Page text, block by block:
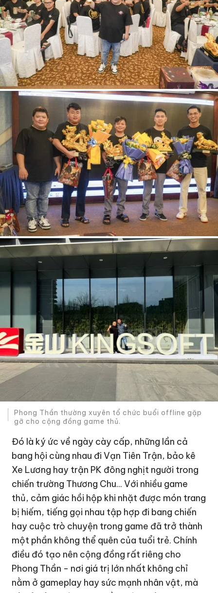
Phong Thần thường xuyên tổ chức buổi offline gặp
gỡ cho cộng đồng game thủ.
Đó là ký ức về ngày cày cấp, những lần cả
bang hội cùng nhau đi Vạn Tiên Trận, bảo kê
Xe Lương hay trận PK đông nghịt người trong
chiến trường Thương Chu... Với nhiều game
thủ, cảm giác hồi hộp khi nhặt được món trang
bị hiếm, tiếng gọi nhau tập hợp đi bang chiến
hay cuộc trò chuyện trong game đã trở thành
một phần không thể quên của tuổi trẻ. Chính
điều đó tạo nên cộng đồng rất riêng cho
Phong Thần - nơi giá trị lớn nhất không chỉ
nằm ở gameplay hay sức mạnh nhân vật, mà